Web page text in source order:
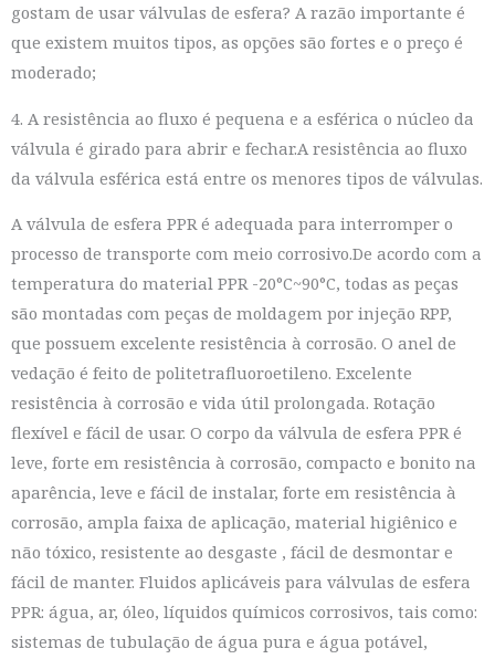
gostam de usar válvulas de esfera? A razão importante é
que existem muitos tipos, as opções são fortes e o preço é
moderado;
4. A resistência ao fluxo é pequena e a esférica o núcleo da
válvula é girado para abrir e fechar.A resistência ao fluxo
da válvula esférica está entre os menores tipos de válvulas.
A válvula de esfera PPR é adequada para interromper o
processo de transporte com meio corrosivo.De acordo com a
temperatura do material PPR -20°C~90°C, todas as peças
são montadas com peças de moldagem por injeção RPP,
que possuem excelente resistência à corrosão. O anel de
vedação é feito de politetrafluoroetileno. Excelente
resistência à corrosão e vida útil prolongada. Rotação
flexível e fácil de usar. O corpo da válvula de esfera PPR é
leve, forte em resistência à corrosão, compacto e bonito na
aparência, leve e fácil de instalar, forte em resistência à
corrosão, ampla faixa de aplicação, material higiênico e
não tóxico, resistente ao desgaste , fácil de desmontar e
fácil de manter. Fluidos aplicáveis ​​para válvulas de esfera
PPR: água, ar, óleo, líquidos químicos corrosivos, tais como:
sistemas de tubulação de água pura e água potável,